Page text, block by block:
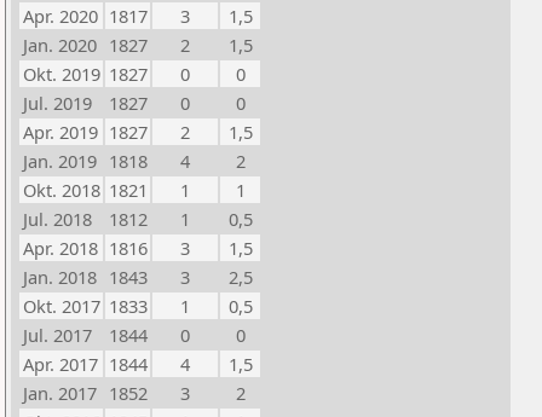
Apr. 2020 1817 3
1,5
Jan. 2020 1827 2
1,5
Okt. 2019 1827 0
0
Jul. 2019
1827 0
0
Apr. 2019 1827 2
1,5
Jan. 2019 1818 4
2
Okt. 2018 1821 1
1
Jul. 2018
1812 1
0,5
Apr. 2018 1816 3
1,5
Jan. 2018 1843 3
2,5
Okt. 2017 1833 1
0,5
Jul. 2017
1844 0
0
Apr. 2017 1844 4
1,5
Jan. 2017 1852 3
2